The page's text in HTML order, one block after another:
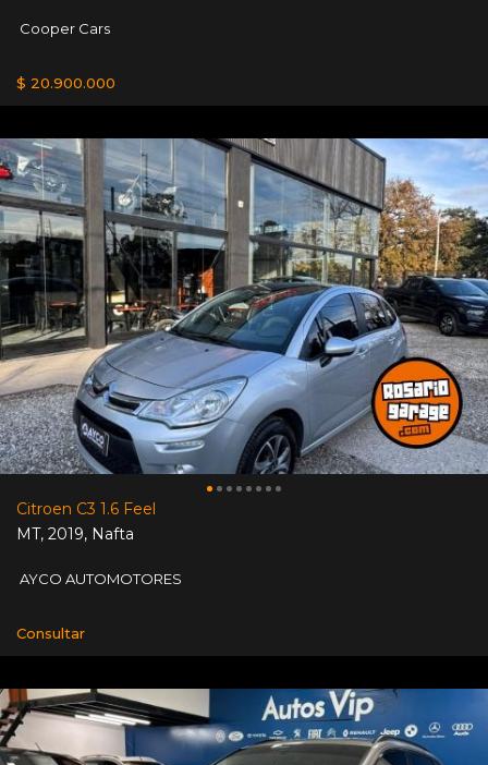
Cooper Cars
$ 20.900.000
Citroen C3 1.6 Feel
MT, 2019, Nafta
AYCO AUTOMOTORES
Consultar